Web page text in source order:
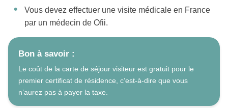
Vous devez effectuer une visite médicale en France
par un médecin de Ofii.
Bon à savoir :
Le coût de la carte de séjour visiteur est gratuit pour le
premier certificat de résidence, c’est-à-dire que vous
n’aurez pas à payer la taxe.